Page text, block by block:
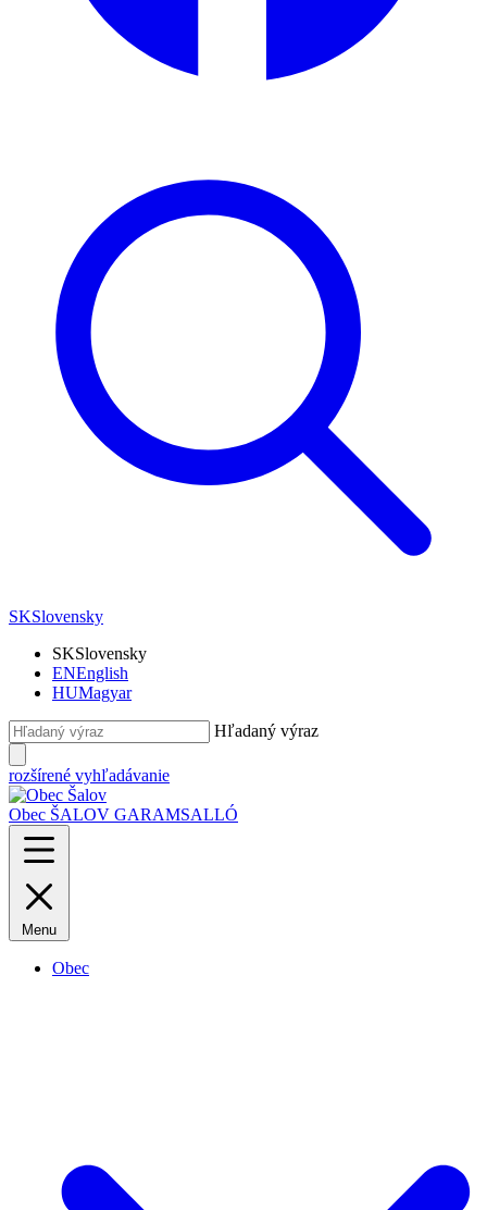
SKSlovensky
SKSlovensky
ENEnglish
HUMagyar
Hľadaný výraz
rozšírené vyhľadávanie
Obec ŠALOV GARAMSALLÓ
Menu
Obec